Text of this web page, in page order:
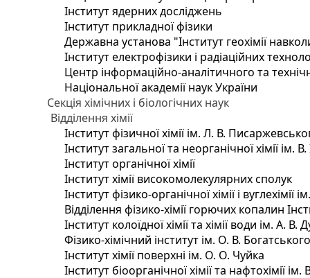
Інститут ядерних досліджень
Інститут прикладної фізики
Державна установа "Інститут геохімії
Інститут електрофізики і радіаційних
Центр інформаційно-аналітичного та
Національної академії наук України
Секція хімічних і біологічних наук
Відділення хімії
Інститут фізичної хімії ім. Л. В.
Інститут загальної та неорганічної хімії ім.
Інститут органічної хімії
Інститут хімії високомолекулярних сполук
Інститут фізико-органічної хімії і
Відділення фізико-хімії горючих копалин
Інститут колоїдної хімії та хімії води ім. А.
Фізико-хімічний інститут ім. О. В.
Інститут хімії поверхні ім. О. О. Чуйка
Інститут біоорганічної хімії та нафтохімії